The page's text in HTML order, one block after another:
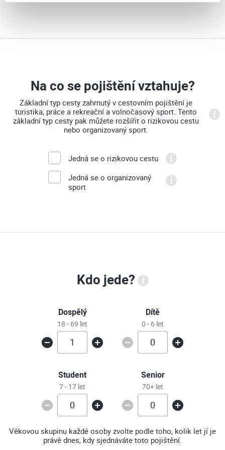
Na co se pojištění vztahuje?
Základní typ cesty zahrnutý v cestovním pojištění je
turistika, práce a rekreační a volnočasový sport. Tento
základní typ cesty pak můžete rozšířit o rizikovou cestu
nebo organizovaný sport.
Jedná se o rizikovou cestu
Jedná se o organizovaný
sport
Kdo jede?
Dospělý
18 - 69 let
Dítě
0 - 6 let
Student
7 - 17 let
Senior
70+ let
Věkovou skupinu každé osoby zvolte podle toho, kolik let jí je
právě dnes, kdy sjednáváte toto pojištění.